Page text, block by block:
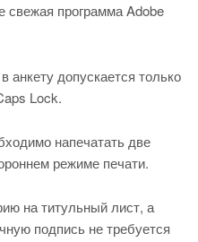
свежая программа Adobe
анкету допускается только
Lock.
напечатать две
режиме печати.
на титульный лист, а
подпись не требуется